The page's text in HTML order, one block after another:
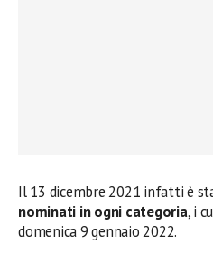
Il 13 dicembre 2021 infatti è
nominati in ogni categoria, i
domenica 9 gennaio 2022.